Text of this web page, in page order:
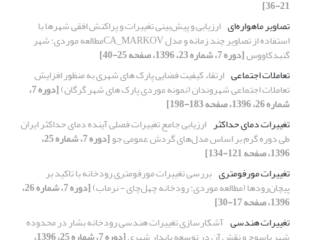
21-36]
تصاویر ماهواره‌ای ارزیابی و پیش‌بینی تغییرات و پراکنش افقی شهرها با
استفاده از تصاویر چند زمانه و مدل CA_MARKOVمطالعه موردی: شهر
گنبدکاووس[دوره 7، شماره 23، 1396، صفحه 25-40]
تعاملات اجتماعی ارتقاء کیفیت فضایی پارک های شهری به منظور افزایش
تعاملات اجتماعی شهروندان‎ ‎‏(نمونه موردی پارک های شهر ‏گرگان)‏ [دوره 7،
شماره 26، 1396، صفحه 183-198]
تغییرات دمای حداکثر ارزیابی جامع تغییرات فصلی آینده دمای حداکثر ایران
طی دوره گرم بر اساس مدل‌های گردش عمومی جو [دوره 7، شماره 25،
1396، صفحه 121-134]
تغییرات مورفومتری بررسی تغییرات مورفومتری رودخانه با تاکید بر
پیچان‌رودها (مطالعه موردی: رودخانه چهل‌چای - نرماب) [دوره 7، شماره 26،
1396، صفحه 17-30]
تغییرات هندسی آشکارسازی تغییرات هندسی رودخانه بشار در محدوده